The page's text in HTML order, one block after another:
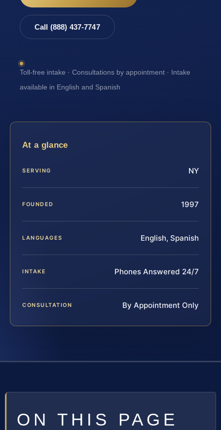
Call (888) 437-7747
Toll-free intake · Consultations by appointment · Intake
available in English and Spanish
At a glance
SERVING NY
FOUNDED 1997
LANGUAGES English, Spanish
INTAKE Phones Answered 24/7
CONSULTATION By Appointment Only
ON THIS PAGE